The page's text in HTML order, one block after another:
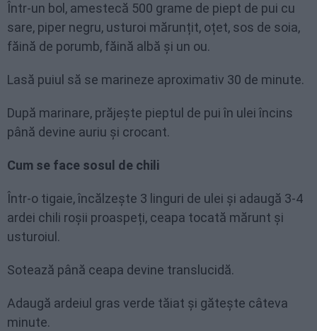
Într-un bol, amestecă 500 grame de piept de pui cu
sare, piper negru, usturoi mărunțit, oțet, sos de soia,
făină de porumb, făină albă și un ou.
Lasă puiul să se marineze aproximativ 30 de minute.
După marinare, prăjește pieptul de pui în ulei încins
până devine auriu și crocant.
Cum se face sosul de chili
Într-o tigaie, încălzește 3 linguri de ulei și adaugă 3-4
ardei chili roșii proaspeți, ceapa tocată mărunt și
usturoiul.
Sotează până ceapa devine translucidă.
Adaugă ardeiul gras verde tăiat și gătește câteva
minute.